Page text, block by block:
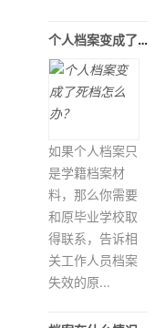
个人档案变成了死档怎么办？
如果个人档案只
是学籍档案材
料，那么你需要
和原毕业学校取
得联系，告诉相
关工作人员档案
失效的原...